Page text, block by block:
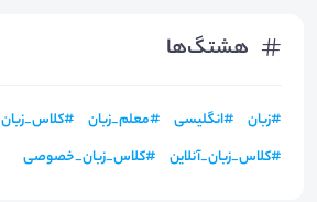
هشتگ‌ها
#زبان #انگلیسی #معلم_زبان #کلاس_زبان
#کلاس_زبان_آنلاین #کلاس_زبان_خصوصی